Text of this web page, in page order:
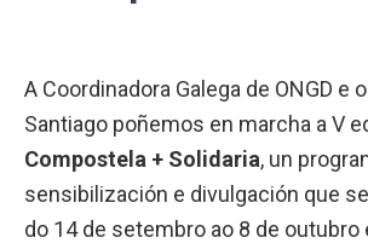
A Coordinadora Galega de ONGD e
Santiago poñemos en marcha a V
Compostela + Solidaria, un
sensibilización e divulgación que
do 14 de setembro ao 8 de